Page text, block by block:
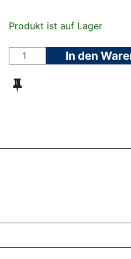
Produkt ist auf Lager
In den